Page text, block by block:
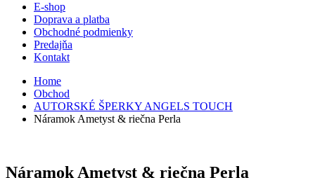
E-shop
Doprava a platba
Obchodné podmienky
Predajňa
Kontakt
Home
Obchod
AUTORSKÉ ŠPERKY ANGELS TOUCH
Náramok Ametyst & riečna Perla
Náramok Ametyst & riečna Perla